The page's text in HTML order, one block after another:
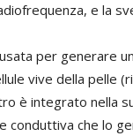
e la
per generare
vive della pelle
è integrato nella
conduttiva che lo